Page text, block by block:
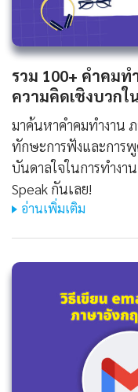
รวม 100+ คําคม
ความคิดเชิงบวกใ
มาค้นหาคําคมทํางาน
ทักษะการฟังและการพู
บันดาลใจในการทำงา
Speak กันเลย!
อ่านเพิ่มเติม